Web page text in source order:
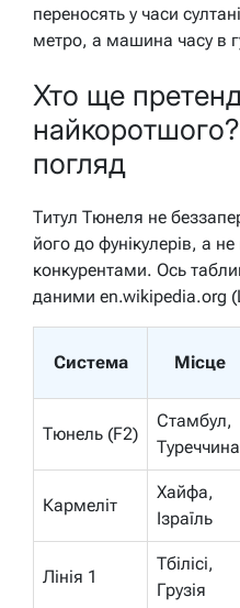
переносять у часи
метро, а машина часу в
Хто ще
погляд
Титул Тюнеля не
його до фунікулерів, а
конкурентами. Ось
даними en.wikipedia.org
Система Місце
Тюнель (F2)
Стамбул,
Туреччина
Кармеліт
Хайфа,
Ізраїль
Лінія 1
Тбілісі,
Грузія